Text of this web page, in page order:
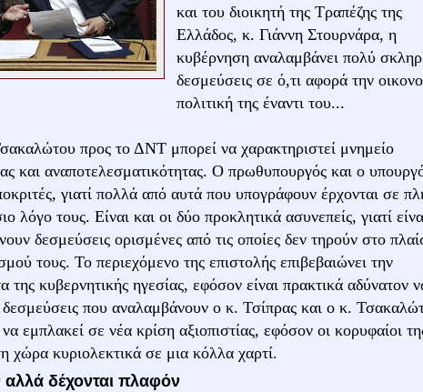
και του διοικητή της Τραπέζης της
Ελλάδος, κ. Γιάννη Στουρνάρα, η
κυβέρνηση αναλαμβάνει πολύ
δεσμεύσεις σε ό,τι αφορά την
πολιτική της έναντι του...
προς το ΔΝΤ μπορεί να χαρακτηριστεί μνημείο
και αναποτελεσματικότητας. Ο πρωθυπουργός και ο
γιατί πολλά από αυτά που υπογράφουν έρχονται σε
λόγο τους. Είναι και οι δύο προκλητικά ασυνεπείς, γιατί
δεσμεύσεις ορισμένες από τις οποίες δεν τηρούν στο
τους. Το περιεχόμενο της επιστολής επιβεβαιώνει την
της κυβερνητικής ηγεσίας, εφόσον είναι πρακτικά αδύνατον
που αναλαμβάνουν ο κ. Τσίπρας και ο κ.
εμπλακεί σε νέα κρίση αξιοπιστίας, εφόσον οι κορυφαίοι
χώρα κυριολεκτικά σε μια κόλλα χαρτί.
δέχονται πλαφόν